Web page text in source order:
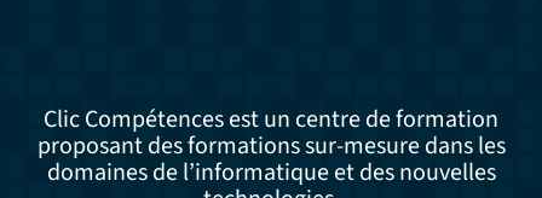
Clic Compétences est un centre de formation
proposant des formations sur-mesure dans les
domaines de l’informatique et des nouvelles